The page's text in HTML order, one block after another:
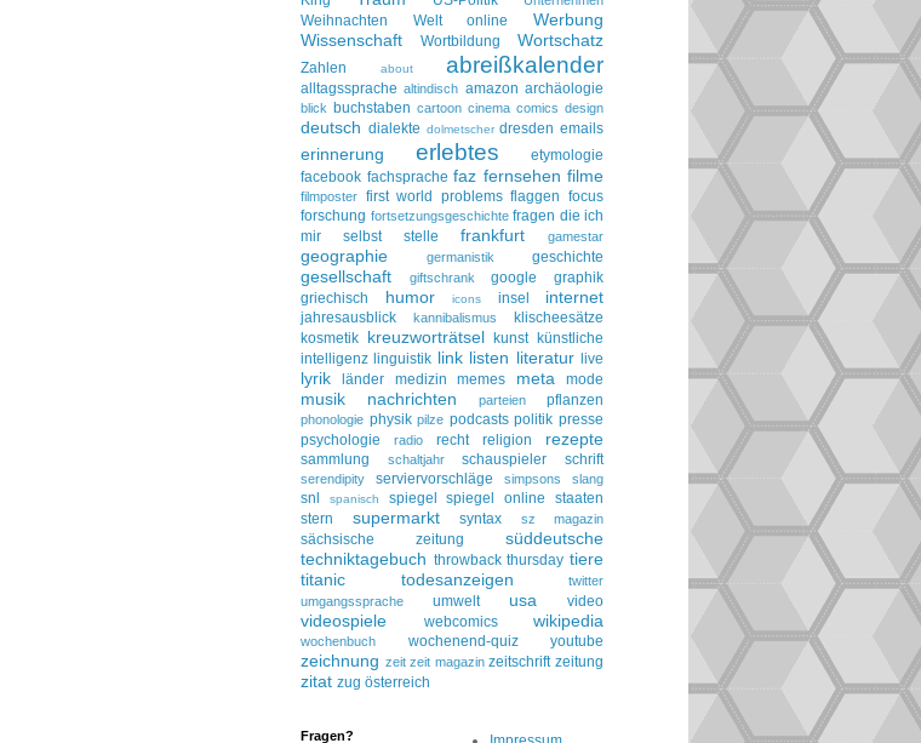
Weihnachten Welt online
Werbung
Wissenschaft
Wortbildung Wortschatz
Zahlen about abreißkalender
alltagssprache altindisch amazon archäologie
blick buchstaben cartoon cinema comics design
deutsch dialekte dolmetscher dresden emails
erinnerung erlebtes
etymologie
facebook fachsprache faz fernsehen filme
filmposter first world problems flaggen focus
forschung fortsetzungsgeschichte fragen die ich
mir selbst stelle
frankfurt gamestar
geographie germanistik geschichte
gesellschaft giftschrank google
graphik
griechisch
humor icons insel internet
jahresausblick kannibalismus
klischeesätze
kosmetik kreuzworträtsel kunst
künstliche
intelligenz linguistik link listen literatur live
lyrik länder medizin memes meta mode
musik nachrichten parteien pflanzen
phonologie physik pilze podcasts politik presse
psychologie
radio recht religion rezepte
sammlung schaltjahr schauspieler schrift
serendipity serviervorschläge simpsons slang
snl spanisch spiegel spiegel online
staaten
stern
supermarkt syntax sz magazin
sächsische zeitung
süddeutsche
techniktagebuch throwback thursday tiere
titanic
todesanzeigen
twitter
umgangssprache
umwelt usa video
videospiele webcomics wikipedia
wochenbuch wochenend-quiz youtube
zeichnung zeit zeit magazin zeitschrift zeitung
zitat zug österreich
Fragen?